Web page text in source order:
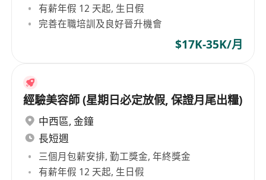
有薪年假 12 天起, 生日假
完善在職培訓及良好晉升機會
$17K-35K/月
經驗美容師 (星期日必定放假, 保證月尾出糧)
中西區, 金鐘
長短週
三個月包薪安排, 勤工獎金, 年終獎金
有薪年假 12 天起, 生日假